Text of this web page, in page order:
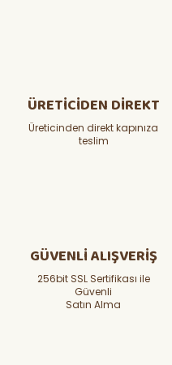
ÜRETİCİDEN DİREKT
Üreticinden direkt kapınıza
teslim
GÜVENLİ ALIŞVERİŞ
256bit SSL Sertifikası ile
Güvenli
Satın Alma